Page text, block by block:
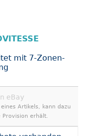
mit 7-Zonen-
eBay
Artikels, kann dazu
Provision erhält.